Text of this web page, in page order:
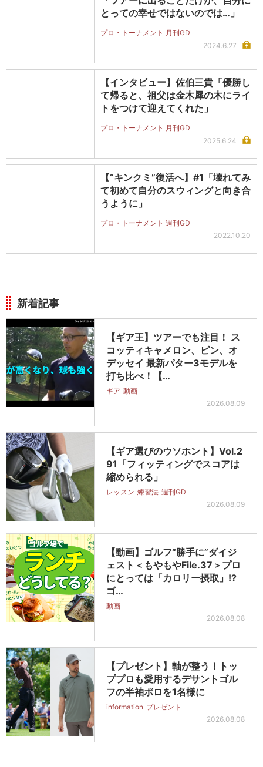
とっての幸せではないのでは…」
プロ・トーナメント 月刊GD
2024.6.27
【インタビュー】佐伯三貴「優勝し
て帰ると、祖父は金木犀の木にライ
トをつけて迎えてくれた」
プロ・トーナメント 月刊GD
2025.6.24
【“キンクミ”復活へ】#1「壊れてみ
て初めて自分のスウィングと向き合
うように」
プロ・トーナメント 週刊GD
2022.10.20
新着記事
【ギア王】ツアーでも注目！ ス
コッティキャメロン、ピン、オ
デッセイ 最新パター3モデルを
打ち比べ！【…
ギア 動画
2026.08.09
【ギア選びのウソホント】Vol.2
91「フィッティングでスコアは
縮められる」
レッスン 練習法 週刊GD
2026.08.09
【動画】ゴルフ“勝手に”ダイジ
ェスト＜もやもやFile.37＞プロ
にとっては「カロリー摂取」!?
ゴ…
動画
2026.08.08
【プレゼント】軸が整う！トッ
ププロも愛用するデサントゴル
フの半袖ポロを1名様に
information プレゼント
2026.08.08